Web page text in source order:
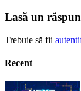
Lasă un
Trebuie să fii
Recent